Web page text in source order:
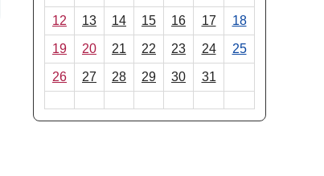
12 13 14 15 16 17 18
19 20 21 22 23 24 25
26 27 28 29 30 31